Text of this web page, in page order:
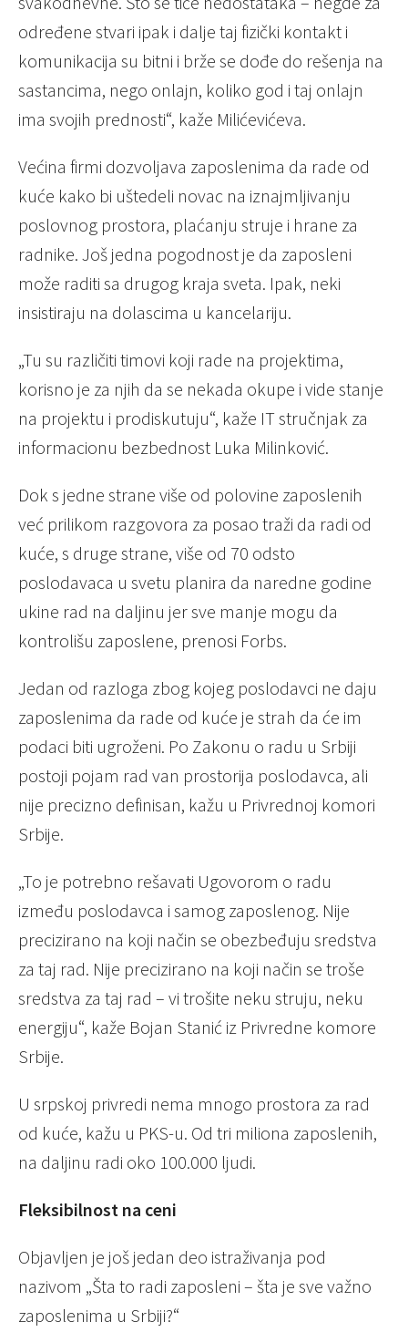
određene stvari ipak i dalje taj fizički kontakt i
komunikacija su bitni i brže se dođe do rešenja na
sastancima, nego onlajn, koliko god i taj onlajn
ima svojih prednosti“, kaže Milićevićeva.
Većina firmi dozvoljava zaposlenima da rade od
kuće kako bi uštedeli novac na iznajmljivanju
poslovnog prostora, plaćanju struje i hrane za
radnike. Još jedna pogodnost je da zaposleni
može raditi sa drugog kraja sveta. Ipak, neki
insistiraju na dolascima u kancelariju.
„Tu su različiti timovi koji rade na projektima,
korisno je za njih da se nekada okupe i vide stanje
na projektu i prodiskutuju“, kaže IT stručnjak za
informacionu bezbednost Luka Milinković.
Dok s jedne strane više od polovine zaposlenih
već prilikom razgovora za posao traži da radi od
kuće, s druge strane, više od 70 odsto
poslodavaca u svetu planira da naredne godine
ukine rad na daljinu jer sve manje mogu da
kontrolišu zaposlene, prenosi Forbs.
Jedan od razloga zbog kojeg poslodavci ne daju
zaposlenima da rade od kuće je strah da će im
podaci biti ugroženi. Po Zakonu o radu u Srbiji
postoji pojam rad van prostorija poslodavca, ali
nije precizno definisan, kažu u Privrednoj komori
Srbije.
„To je potrebno rešavati Ugovorom o radu
između poslodavca i samog zaposlenog. Nije
precizirano na koji način se obezbeđuju sredstva
za taj rad. Nije precizirano na koji način se troše
sredstva za taj rad – vi trošite neku struju, neku
energiju“, kaže Bojan Stanić iz Privredne komore
Srbije.
U srpskoj privredi nema mnogo prostora za rad
od kuće, kažu u PKS-u. Od tri miliona zaposlenih,
na daljinu radi oko 100.000 ljudi.
Fleksibilnost na ceni
Objavljen je još jedan deo istraživanja pod
nazivom „Šta to radi zaposleni – šta je sve važno
zaposlenima u Srbiji?“